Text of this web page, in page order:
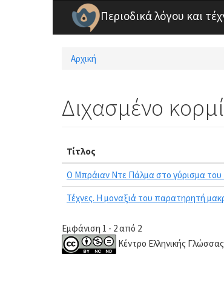
Παράκαμψη προς το κυρίως περιεχόμενο
Περιοδικά λόγου και
Είστε εδώ
Αρχική
Διχασμένο κορμί
Τίτλος
Ο Μπράιαν Ντε Πάλμα στο γύρισμα του
Τέχνες. Η μοναξιά του παρατηρητή
Εμφάνιση 1 - 2 από 2
Κέντρο Ελληνικής